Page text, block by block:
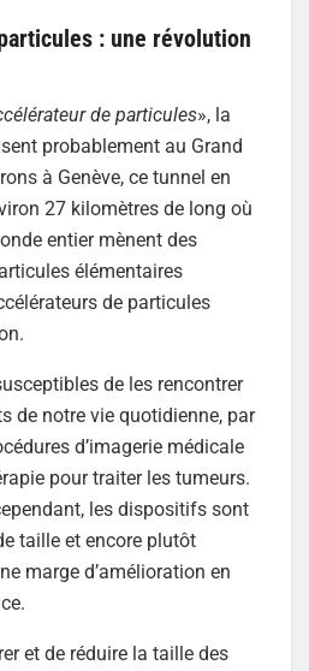
: une révolution
de particules», la
probablement au Grand
à Genève, ce tunnel en
27 kilomètres de long où
entier mènent des
élémentaires
de particules
de les rencontrer
de notre vie quotidienne, par
d’imagerie médicale
pour traiter les tumeurs.
les dispositifs sont
taille et encore plutôt
marge d’amélioration en
et de réduire la taille des